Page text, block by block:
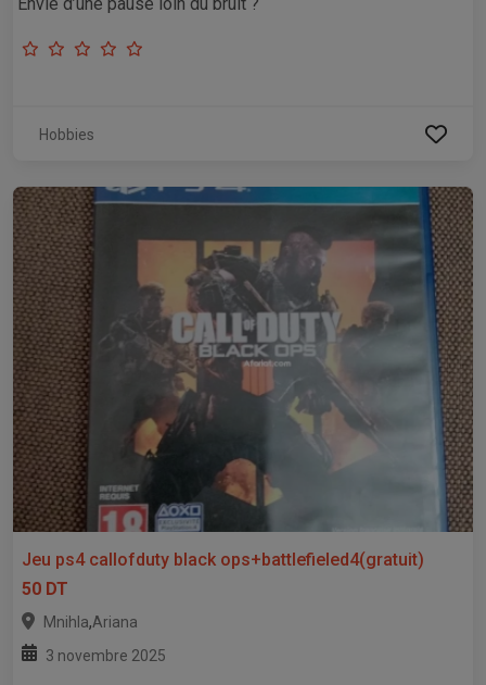
Envie d’une pause loin du bruit ?
Hobbies
Jeu ps4 callofduty black ops+battlefieled4(gratuit)
50 DT
Mnihla,Ariana
3 novembre 2025